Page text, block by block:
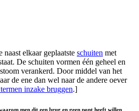
naast elkaar geplaatste schuiten met
De schuiten vormen één geheel en
verankerd. Door middel van het
de ene dan wel naar de andere oever
inzake bruggen.]
men dit een brug en geen pont heeft willen